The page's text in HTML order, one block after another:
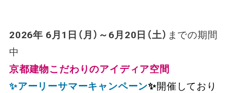
2026年 6月1日（月）～6月20日（土） までの期間
中
京都建物こだわりのアイディア空間
✨アーリーサマーキャンペーン✨開催しており